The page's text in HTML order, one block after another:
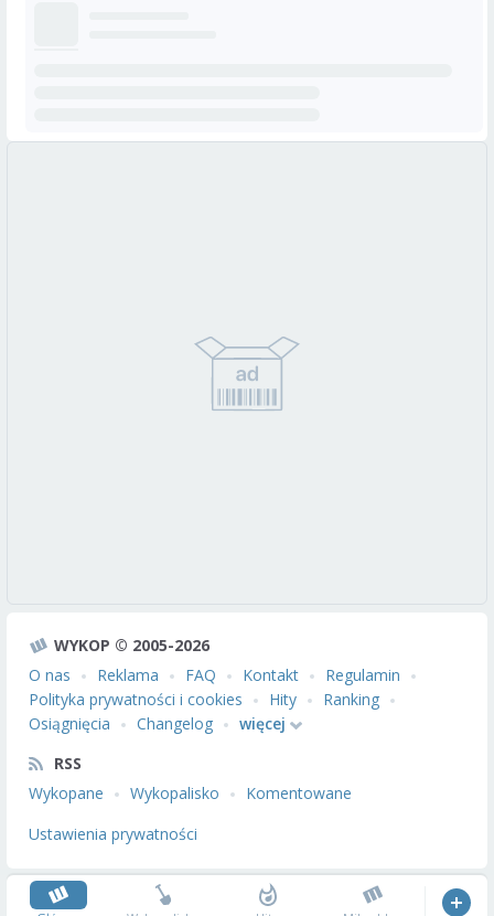
WYKOP © 2005-2026
O nas
Reklama FAQ Kontakt
Regulamin
Polityka prywatności i cookies
Hity
Ranking
Osiągnięcia
Changelog
więcej
RSS
Wykopane
Wykopalisko
Komentowane
Ustawienia prywatności